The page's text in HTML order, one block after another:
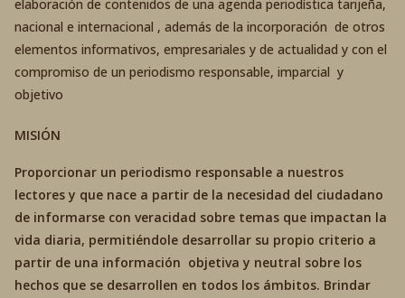
elaboración de contenidos de una agenda periodística tarijeña,
nacional e internacional , además de la incorporación de otros
elementos informativos, empresariales y de actualidad y con el
compromiso de un periodismo responsable, imparcial y
objetivo
MISIÓN
Proporcionar un periodismo responsable a nuestros
lectores y que nace a partir de la necesidad del ciudadano
de informarse con veracidad sobre temas que impactan la
vida diaria, permitiéndole desarrollar su propio criterio a
partir de una información objetiva y neutral sobre los
hechos que se desarrollen en todos los ámbitos. Brindar